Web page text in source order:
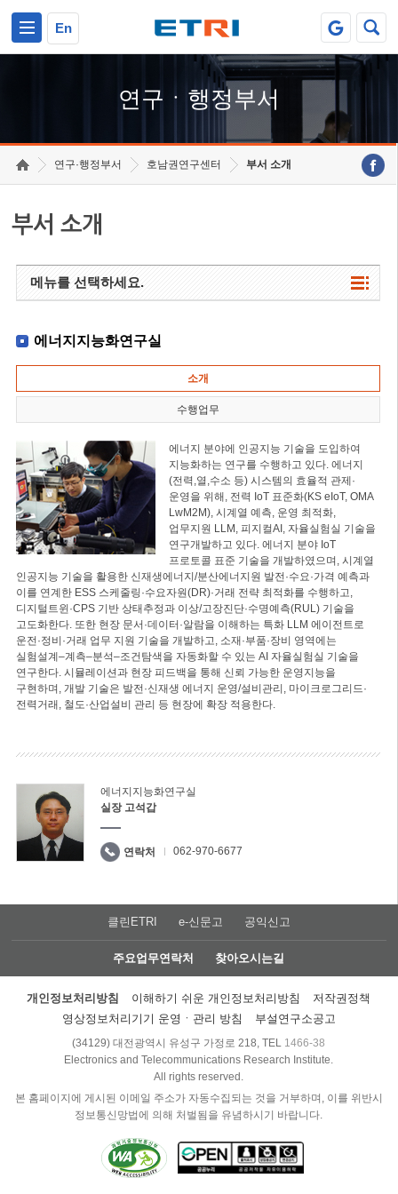
En
연구ㆍ행정부서
연구·행정부서 호남권연구센터 부서 소개
부서 소개
메뉴를 선택하세요.
에너지지능화연구실
소개
수행업무
에너지 분야에 인공지능 기술을 도입하여
지능화하는 연구를 수행하고 있다. 에너지
(전력,열,수소 등) 시스템의 효율적 관제·
운영을 위해, 전력 IoT 표준화(KS eIoT, OMA
LwM2M), 시계열 예측, 운영 최적화,
업무지원 LLM, 피지컬AI, 자율실험실 기술을
연구개발하고 있다. 에너지 분야 IoT
프로토콜 표준 기술을 개발하였으며, 시계열
인공지능 기술을 활용한 신재생에너지/분산에너지원 발전·수요·가격 예측과
이를 연계한 ESS 스케줄링·수요자원(DR)·거래 전략 최적화를 수행하고,
디지털트윈·CPS 기반 상태추정과 이상/고장진단·수명예측(RUL) 기술을
고도화한다. 또한 현장 문서·데이터·알람을 이해하는 특화 LLM 에이전트로
운전·정비·거래 업무 지원 기술을 개발하고, 소재·부품·장비 영역에는
실험설계–계측–분석–조건탐색을 자동화할 수 있는 AI 자율실험실 기술을
연구한다. 시뮬레이션과 현장 피드백을 통해 신뢰 가능한 운영지능을
구현하며, 개발 기술은 발전·신재생 에너지 운영/설비관리, 마이크로그리드·
전력거래, 철도·산업설비 관리 등 현장에 확장 적용한다.
에너지지능화연구실
실장 고석갑
연락처 062-970-6677
클린ETRI e-신문고 공익신고
주요업무연락처 찾아오시는길
개인정보처리방침 이해하기 쉬운 개인정보처리방침
저작권정책
영상정보처리기기 운영ㆍ관리 방침
부설연구소공고
(34129) 대전광역시 유성구 가정로 218, TEL 1466-38
Electronics and Telecommunications Research Institute.
All rights reserved.
본 홈페이지에 게시된 이메일 주소가 자동수집되는 것을 거부하며, 이를 위반시
정보통신망법에 의해 처벌됨을 유념하시기 바랍니다.